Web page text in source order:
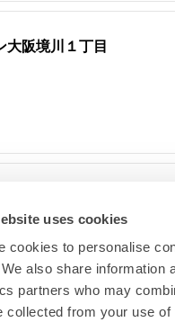
uses cookies
cookies to personalise
also share information
partners who may
collected from your use
大阪境川１丁目